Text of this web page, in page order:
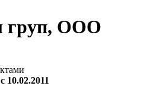
груп, ООО
10.02.2011